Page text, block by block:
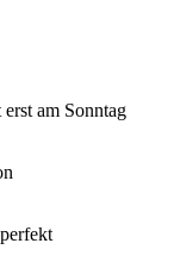
am Sonntag